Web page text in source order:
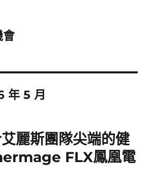
會
年 5 月
麗斯團隊尖端的健
FLX鳳凰電